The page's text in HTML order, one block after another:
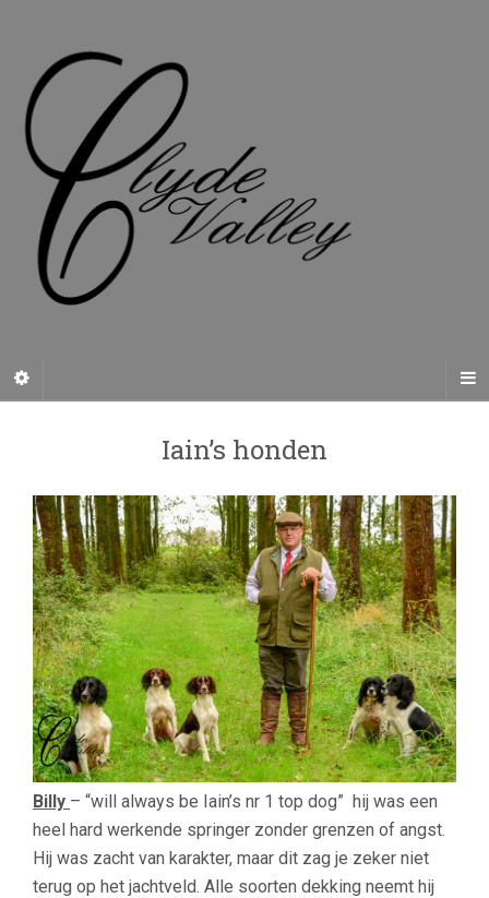
Iain’s honden
Billy – “will always be Iain’s nr 1 top dog” hij was een
heel hard werkende springer zonder grenzen of angst.
Hij was zacht van karakter, maar dit zag je zeker niet
terug op het jachtveld. Alle soorten dekking neemt hij